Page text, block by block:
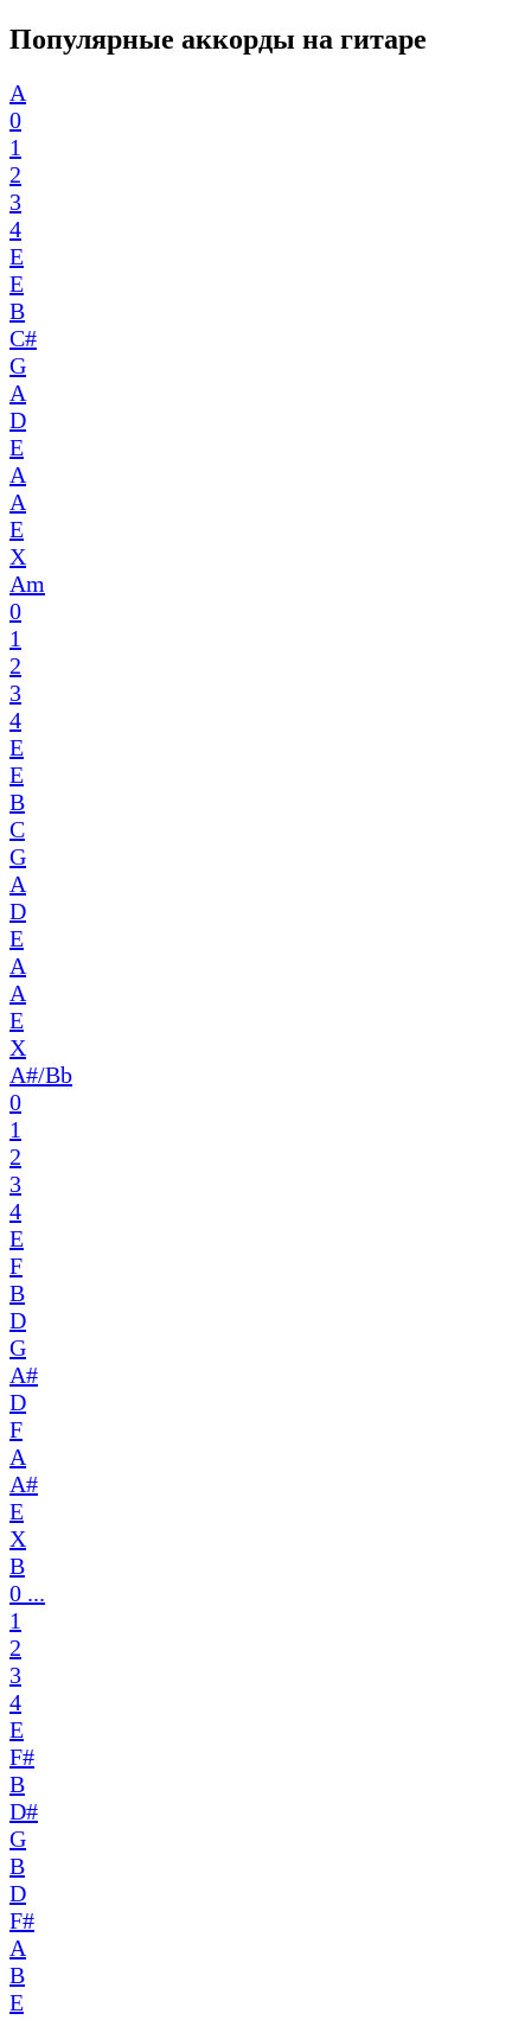
Популярные аккорды на гитаре
A
0
1
2
3
4
E
E
B
C#
G
A
D
E
A
A
E
X
Am
0
1
2
3
4
E
E
B
C
G
A
D
E
A
A
E
X
A#/Bb
0
1
2
3
4
E
F
B
D
G
A#
D
F
A
A#
E
X
B
0 ...
1
2
3
4
E
F#
B
D#
G
B
D
F#
A
B
E